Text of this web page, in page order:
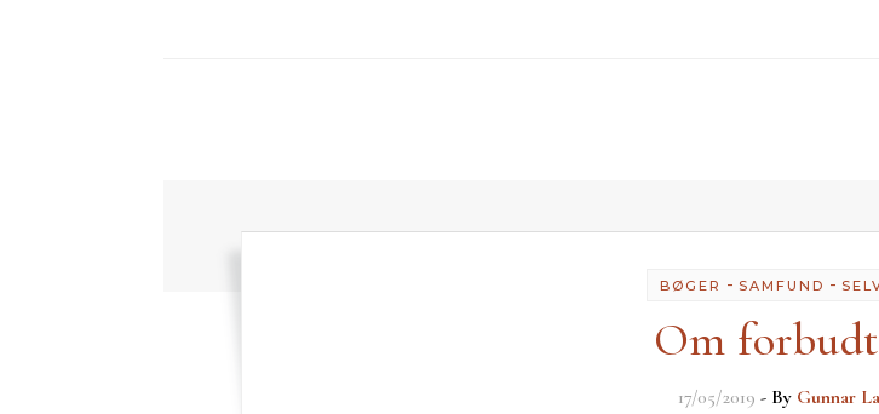
BØGER - SAMFUND -
Om
17/05/2019 - By Gunnar